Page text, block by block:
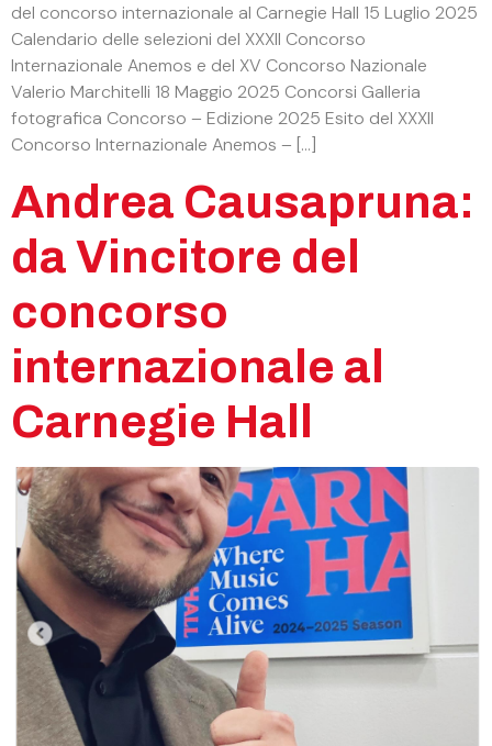
del concorso internazionale al Carnegie Hall 15 Luglio 2025
Calendario delle selezioni del XXXII Concorso
Internazionale Anemos e del XV Concorso Nazionale
Valerio Marchitelli 18 Maggio 2025 Concorsi Galleria
fotografica Concorso – Edizione 2025 Esito del XXXII
Concorso Internazionale Anemos – […]
Andrea Causapruna:
da Vincitore del
concorso
internazionale al
Carnegie Hall